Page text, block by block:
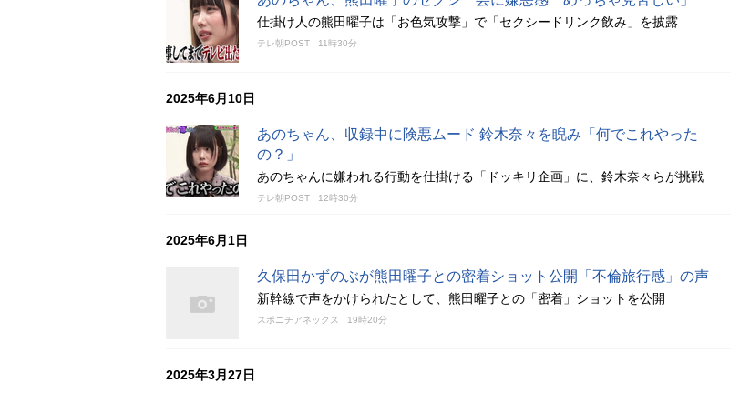
仕掛け人の熊田曜子は「お色気攻撃」で「セクシードリンク飲み」を披露
テレ朝POST 11時30分
2025年6月10日
あのちゃん、収録中に険悪ムード 鈴木奈々を睨み「何でこれやった
の？」
あのちゃんに嫌われる行動を仕掛ける「ドッキリ企画」に、鈴木奈々らが挑戦
テレ朝POST 12時30分
2025年6月1日
久保田かずのぶが熊田曜子との密着ショット公開「不倫旅行感」の声
新幹線で声をかけられたとして、熊田曜子との「密着」ショットを公開
スポニチアネックス 19時20分
2025年3月27日